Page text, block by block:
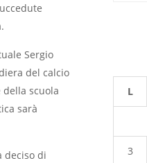
Sergio
del calcio
scuola
sarà
deciso di
L
3